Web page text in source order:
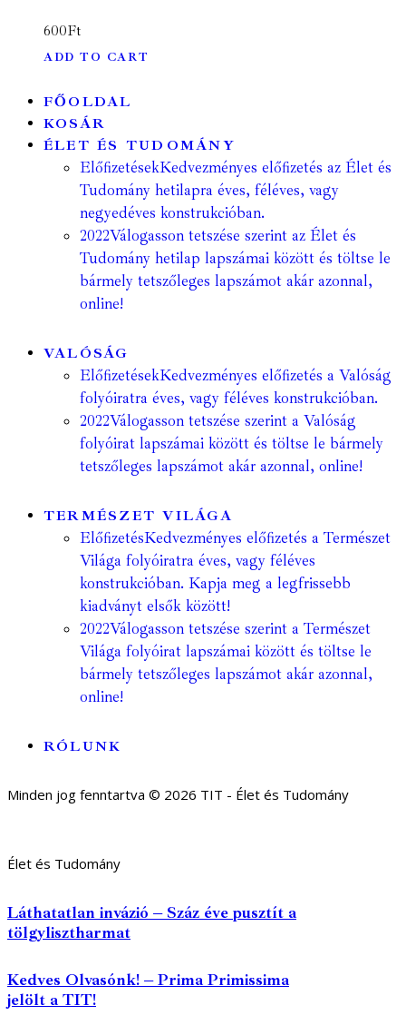
600Ft
ADD TO CART
FŐOLDAL
KOSÁR
ÉLET ÉS TUDOMÁNY
ElőfizetésekKedvezményes előfizetés az Élet és
Tudomány hetilapra éves, féléves, vagy
negyedéves konstrukcióban.
2022Válogasson tetszése szerint az Élet és
Tudomány hetilap lapszámai között és töltse le
bármely tetszőleges lapszámot akár azonnal,
online!
VALÓSÁG
ElőfizetésekKedvezményes előfizetés a Valóság
folyóiratra éves, vagy féléves konstrukcióban.
2022Válogasson tetszése szerint a Valóság
folyóirat lapszámai között és töltse le bármely
tetszőleges lapszámot akár azonnal, online!
TERMÉSZET VILÁGA
ElőfizetésKedvezményes előfizetés a Természet
Világa folyóiratra éves, vagy féléves
konstrukcióban. Kapja meg a legfrissebb
kiadványt elsők között!
2022Válogasson tetszése szerint a Természet
Világa folyóirat lapszámai között és töltse le
bármely tetszőleges lapszámot akár azonnal,
online!
RÓLUNK
Minden jog fenntartva © 2026 TIT - Élet és Tudomány
Élet és Tudomány
Láthatatlan invázió – Száz éve pusztít a
tölgylisztharmat
Kedves Olvasónk! – Prima Primissima
jelölt a TIT!